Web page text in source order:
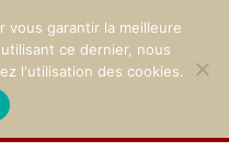
21 15
vous garantir la meilleure
ce dernier, nous
l'utilisation des cookies.